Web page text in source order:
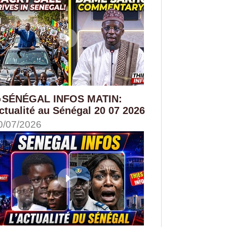
INFOS MATIN:
au Sénégal 20 07 2026
07/2026